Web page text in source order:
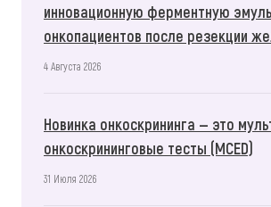
инновационную ферментную
онкопациентов после резекции
4 Августа 2026
Новинка онкоскрининга — это
онкоскрининговые тесты (MCED)
31 Июля 2026